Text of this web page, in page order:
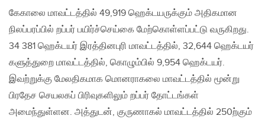
கேகாலை மாவட்டத்தில் 49,919 ஹெக்டயருக்கும் அதிகமான
நிலப்பரப்பில் றப்பர் பயிர்ச்செய்கை மேற்கொள்ளப்பட்டு வருகிறது.
34 381 ஹெக்டயர் இரத்தினபுரி மாவட்டத்தில், 32,644 ஹெக்டயர்
களுத்துறை மாவட்டத்தில், கொழும்பில் 9,954 ஹெக்டயர்.
இவற்றுக்கு மேலதிகமாக மொனராகலை மாவட்டத்தில் மூன்று
பிரதேச செயலகப் பிரிவுகளிலும் றப்பர் தோட்டங்கள்
அமைந்துள்ளன. அத்துடன், குருணாகல் மாவட்டத்தில் 250ற்கும்